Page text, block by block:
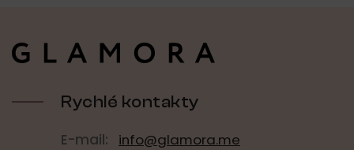
Rychlé kontakty
E-mail:
info@glamora.me